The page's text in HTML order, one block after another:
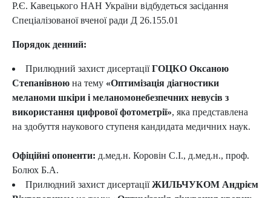
Р.Є. Кавецького НАН України відбудеться засідання
Спеціалізованої вченої ради Д 26.155.01
Порядок денний:
Прилюдний захист дисертаціїГОЦКО Оксаною
Степанівною на тему «Оптимізація діагностики
меланоми шкіри і меланомонебезпечних невусів з
використання цифрової фотометрії», яка представлена
на здобуття наукового ступеня кандидата медичних наук.
Офіційні опоненти: д.мед.н. Коровін С.І., д.мед.н., проф.
Болюх Б.А.
Прилюдний захист дисертаціїЖИЛЬЧУКОМ Андрієм